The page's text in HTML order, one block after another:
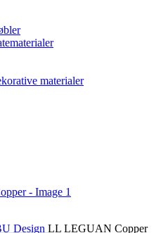
materialer
Design LL LEGUAN Copper